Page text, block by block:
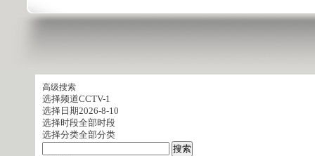
高级搜索
选择频道CCTV-1
选择日期2026-8-10
选择时段全部时段
选择分类全部分类